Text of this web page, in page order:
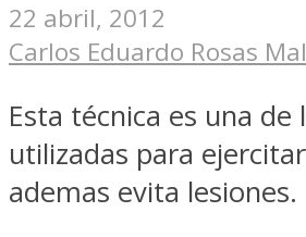
22 abril, 2012
Carlos Eduardo Rosas
Esta técnica es una de
utilizadas para
ademas evita lesiones.